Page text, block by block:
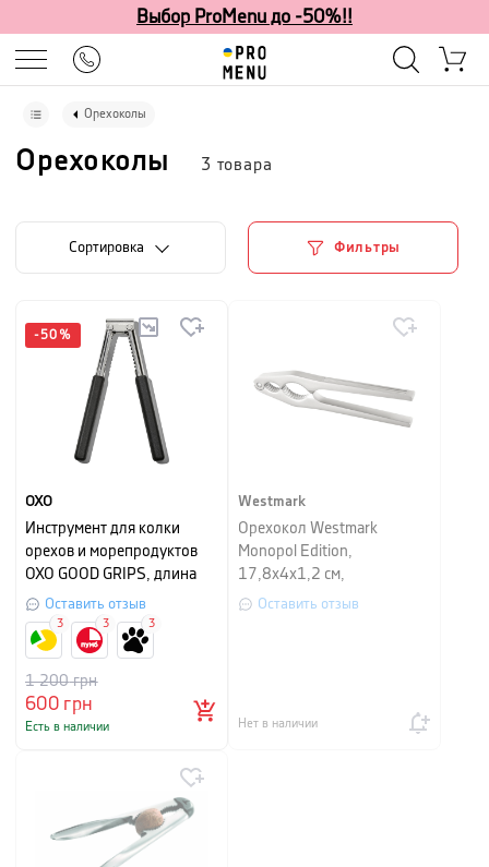
Выбор ProMenu до -50%!!
Орехоколы
Орехоколы 3 товара
Cортировка Фильтры
-50 %
OXO
Инструмент для колки
орехов и морепродуктов
OXO GOOD GRIPS, длина
16,7 см, черный
Оставить отзыв
600грн
1 200грн
Есть в наличии
3 3 3
Westmark
Орехокол Westmark
Monopol Edition,
17,8х4х1,2 см,
серебристый матовый
Оставить отзыв
Нет в наличии